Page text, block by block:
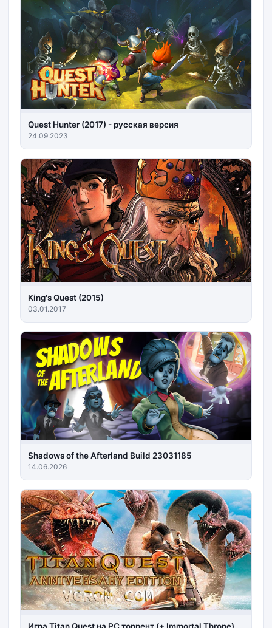
Quest Hunter (2017) - русская версия
24.09.2023
King's Quest (2015)
03.01.2017
Shadows of the Afterland Build 23031185
14.06.2026